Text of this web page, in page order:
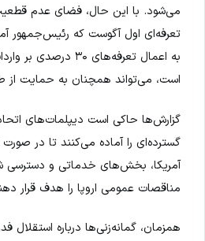
می‌شود. با این حال، فضای عدم
تعرفه‌ای اول آگوست که رئیس‌جمهور
به اعمال تعرفه‌های ۳۰
است، می‌تواند همچنان به حمایت از
گزارش‌ها حاکی است دیپلمات‌های
گسترده‌ای را آماده می‌کنند تا در
آمریکا، بخش‌های خدماتی و دسترسی
مناقصات عمومی اروپا را هدف قرار
همزمان، گمانه‌زنی‌ها درباره استقلال